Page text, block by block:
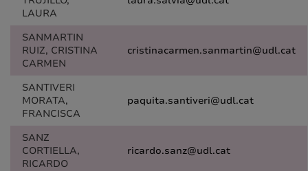
LAURA
SANMARTIN
RUIZ, CRISTINA
CARMEN
cristinacarmen.sanmartin@udl.cat
SANTIVERI
MORATA,
FRANCISCA
paquita.santiveri@udl.cat
SANZ
CORTIELLA,
RICARDO
ricardo.sanz@udl.cat